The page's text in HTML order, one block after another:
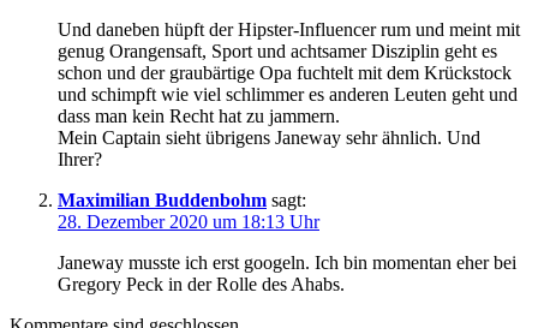
Und daneben hüpft der Hipster-Influencer rum und meint mit
genug Orangensaft, Sport und achtsamer Disziplin geht es
schon und der graubärtige Opa fuchtelt mit dem Krückstock
und schimpft wie viel schlimmer es anderen Leuten geht und
dass man kein Recht hat zu jammern.
Mein Captain sieht übrigens Janeway sehr ähnlich. Und
Ihrer?
Maximilian Buddenbohm sagt:
28. Dezember 2020 um 18:13 Uhr
Janeway musste ich erst googeln. Ich bin momentan eher bei
Gregory Peck in der Rolle des Ahabs.